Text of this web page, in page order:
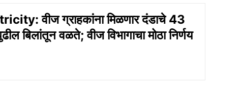
वीज ग्राहकांना मिळणार दंडाचे 43
बिलांतून वळते; वीज विभागाचा मोठा निर्णय